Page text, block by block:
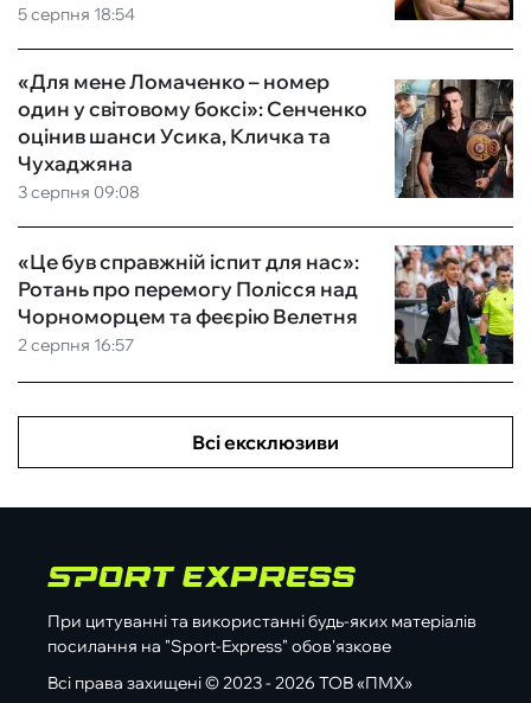
5 серпня 18:54
3 серпня 09:08
«Для мене Ломаченко – номер
один у світовому боксі»: Сенченко
оцінив шанси Усика, Кличка та
Чухаджяна
2 серпня 16:57
«Це був справжній іспит для нас»:
Ротань про перемогу Полісся над
Чорноморцем та феєрію Велетня
Всі ексклюзиви
При цитуванні та використанні будь-яких матеріалів
посилання на "Sport-Express" обов'язкове
Всі права захищені © 2023 - 2026 ТОВ «ПМХ»